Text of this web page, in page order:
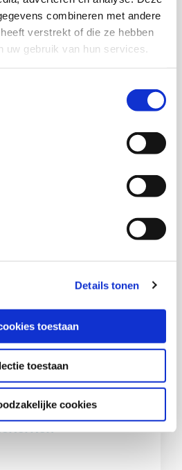
combineren met andere
verstrekt of die ze hebben
uw gebruik van hun services.
Details tonen
toestaan
toestaan
cookies
betalingsregeling kan
uitgewezen dat €1,-
de samenleving
en incassogroepen
Tot slot, als schuld afneemt,
van zorg.